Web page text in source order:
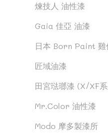
煉技人 油性漆
Gaia 佳亞 油漆
日本 Born Paint 雞
匠域油漆
田宮琺瑯漆 (X/XF
Mr.Color 油性漆
Modo 摩多製漆所